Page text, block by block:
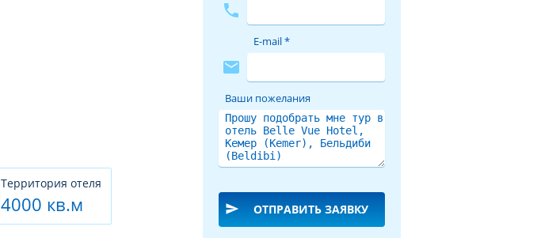
Территория отеля
4000 кв.м
phone
mail
E-mail *
Ваши пожелания
send ОТПРАВИТЬ ЗАЯВКУ